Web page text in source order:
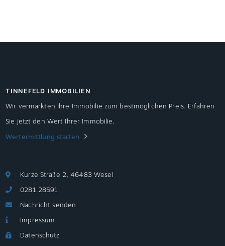
TINNEFELD IMMOBILIEN
Wir vermarkten Ihre Immobilie zum bestmöglichen Preis. Erfahren
Sie jetzt den Wert Ihrer Immobilie.
Wertermittlung starten
Kurze Straße 2, 46483 Wesel
0281 28591
Nachricht senden
Impressum
Datenschutz